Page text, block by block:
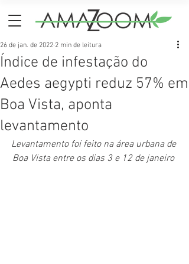
Índice de infestação do
Aedes aegypti reduz 57% em
Boa Vista, aponta
levantamento
26 de jan. de 2022 2 min de leitura
Levantamento foi feito na área urbana de
Boa Vista entre os dias 3 e 12 de janeiro